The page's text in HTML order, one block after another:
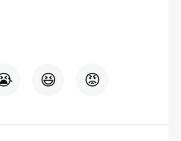
😆 😡